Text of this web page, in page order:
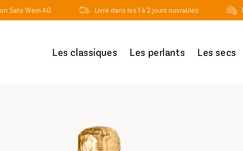
Salis Wein AG Livré dans les 1 à 2 jours ouvrables
Les classiques Les perlants Les secs